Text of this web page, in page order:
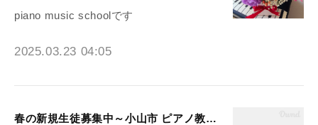
piano music schoolです
2025.03.23 04:05
春の新規生徒募集中～小山市 ピアノ教室N piano music school